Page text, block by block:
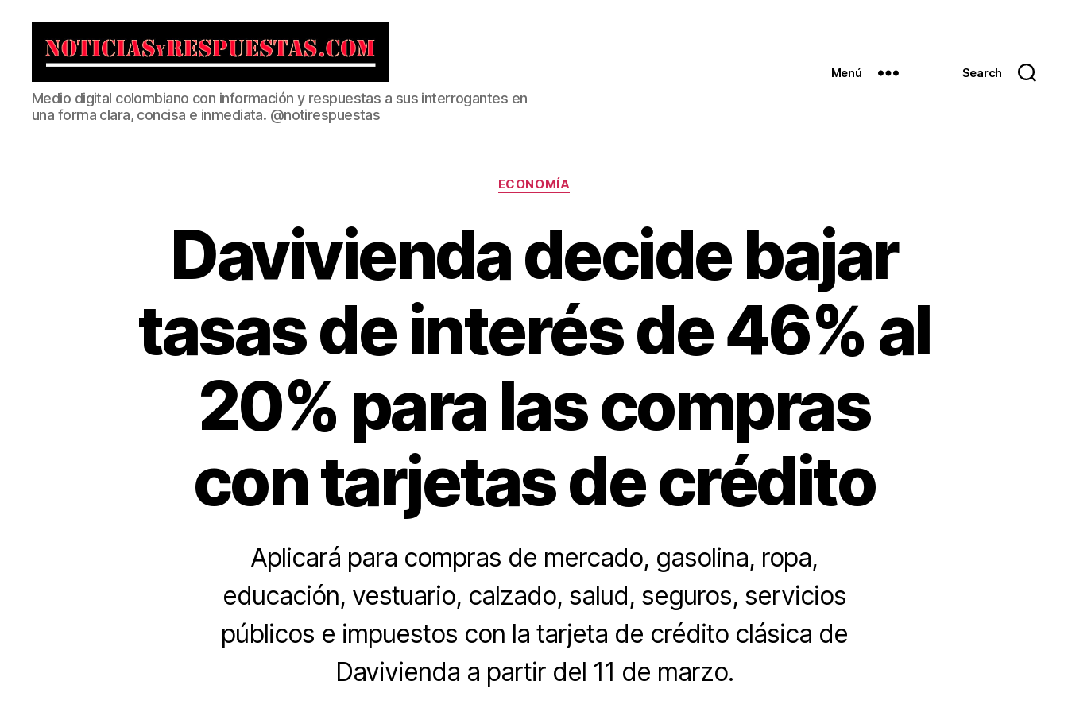
Noticias
y
Respuestas
Medio digital colombiano con información y respuestas a sus interrogantes en
una forma clara, concisa e inmediata. @notirespuestas
Menú Search
Categorías
ECONOMÍA
Davivienda decide bajar
tasas de interés de 46% al
20% para las compras
con tarjetas de crédito
Aplicará para compras de mercado, gasolina, ropa,
educación, vestuario, calzado, salud, seguros, servicios
públicos e impuestos con la tarjeta de crédito clásica de
Davivienda a partir del 11 de marzo.